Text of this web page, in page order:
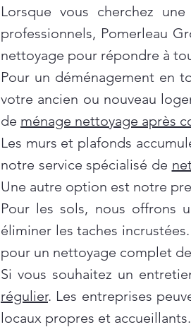
Lorsque vous cherchez
professionnels, Pomerleau
nettoyage pour répondre à
Pour un déménagement en
votre ancien ou nouveau
de ménage nettoyage après
Les murs et plafonds
notre service spécialisé de
Une autre option est notre
Pour les sols, nous offrons
éliminer les taches
pour un nettoyage complet
Si vous souhaitez un
régulier. Les entreprises
locaux propres et accueillants.